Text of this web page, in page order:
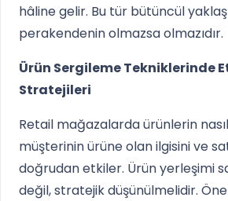
hâline gelir. Bu tür bütüncül
perakendenin olmazsa olmazıdır.
Ürün Sergileme Tekniklerinde
Stratejileri
Retail mağazalarda ürünlerin
müşterinin ürüne olan ilgisini ve
doğrudan etkiler. Ürün yerleşimi
değil, stratejik düşünülmelidir. Öne